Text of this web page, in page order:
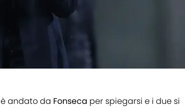
è andato da Fonseca per spiegarsi e i due si